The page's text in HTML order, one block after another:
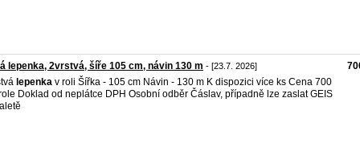
lepenka, 2vrstvá, šíře 105 cm, návin 130 m - [23.7. 2026]
lepenka v roli Šířka - 105 cm Návin - 130 m K dispozici více ks Cena 700
Doklad od neplátce DPH Osobní odběr Čáslav, případně lze zaslat GEIS